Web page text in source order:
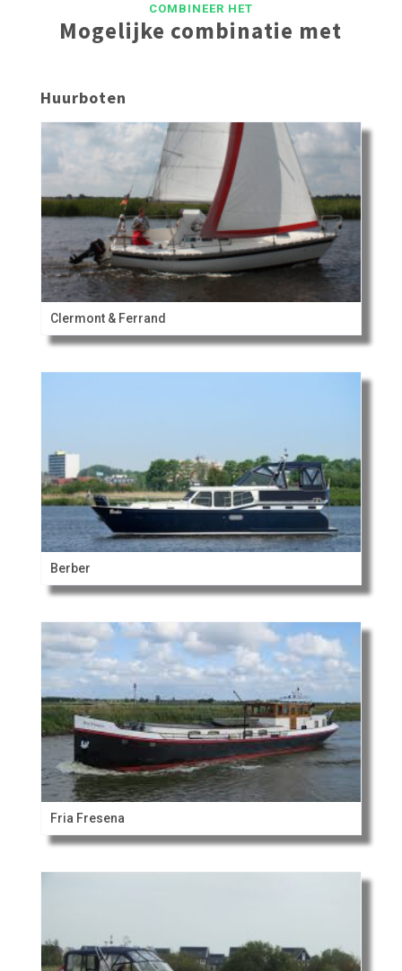
Het Toppunt en JFT Watersport zijn aangesloten bij de
HISWA-RECRON.
COMBINEER HET
Mogelijke combinatie met
Huurboten
Clermont & Ferrand
Berber
Fria Fresena